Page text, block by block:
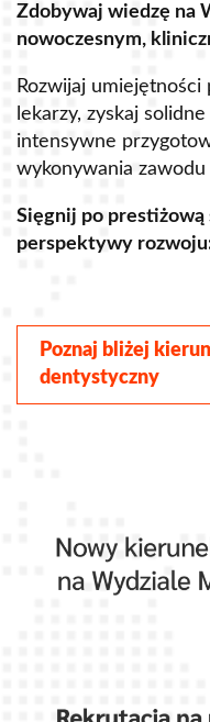
Zdobywaj wiedzę na
nowoczesnym,
Rozwijaj
lekarzy, zyskaj
intensywne
wykonywania
Sięgnij po
perspektywy
Poznaj bliżej
dentystyczny